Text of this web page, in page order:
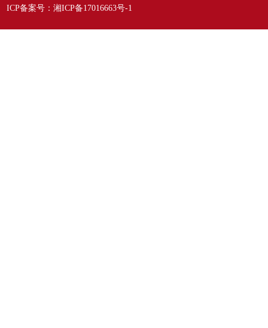
ICP备案号： 湘ICP备17016663号-1